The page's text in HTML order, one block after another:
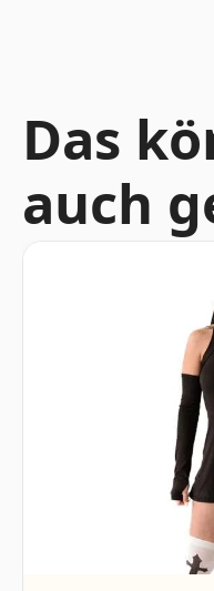
Das
auch